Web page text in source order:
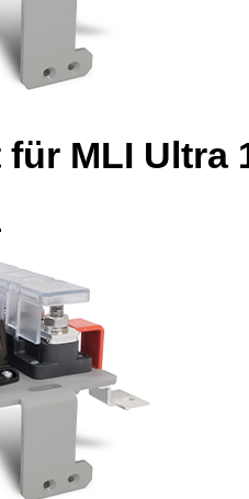
MLI Ultra